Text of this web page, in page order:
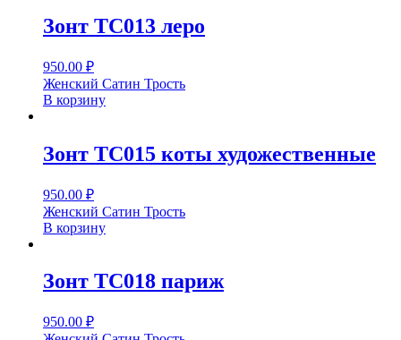
Зонт ТС013 леро
950.00 ₽
Женский Сатин Трость
В корзину
Зонт ТС015 коты художественные
950.00 ₽
Женский Сатин Трость
В корзину
Зонт ТС018 париж
950.00 ₽